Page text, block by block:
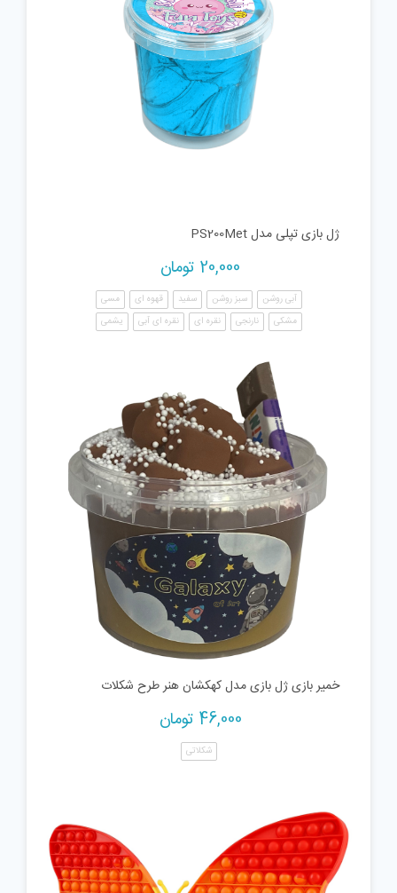
ژل بازی تپلی مدل PS200Met
20,000 تومان
آبی روشن سبز روشن سفید قهوه ای
مسی
مشکی
نارنجی نقره ای نقره ای آبی یشمی
خمیر بازی ژل بازی مدل کهکشان هنر طرح شکلات
46,000 تومان
شکلاتی